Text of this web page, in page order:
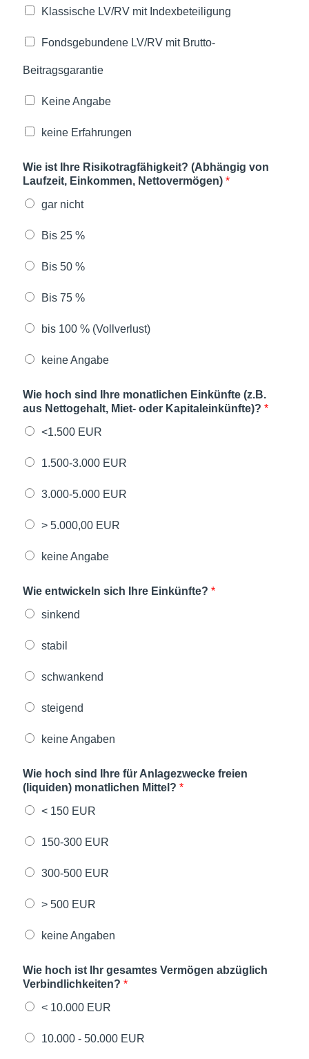
Klassische LV/RV mit Indexbeteiligung
Fondsgebundene LV/RV mit Brutto-
Beitragsgarantie
Keine Angabe
keine Erfahrungen
Wie ist Ihre Risikotragfähigkeit? (Abhängig von
Laufzeit, Einkommen, Nettovermögen)*
gar nicht
Bis 25 %
Bis 50 %
Bis 75 %
bis 100 % (Vollverlust)
keine Angabe
Wie hoch sind Ihre monatlichen Einkünfte (z.B.
aus Nettogehalt, Miet- oder Kapitaleinkünfte)?*
<1.500 EUR
1.500-3.000 EUR
3.000-5.000 EUR
> 5.000,00 EUR
keine Angabe
Wie entwickeln sich Ihre Einkünfte?*
sinkend
stabil
schwankend
steigend
keine Angaben
Wie hoch sind Ihre für Anlagezwecke freien
(liquiden) monatlichen Mittel?*
< 150 EUR
150-300 EUR
300-500 EUR
> 500 EUR
keine Angaben
Wie hoch ist Ihr gesamtes Vermögen abzüglich
Verbindlichkeiten?*
< 10.000 EUR
10.000 - 50.000 EUR